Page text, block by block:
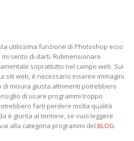
utilissima funzione di Photoshop ecco
sento di darti. Ridimensionare
soprattutto nel campo web. Sui
siti web, è necessario inserire immagini
misura giusta altrimenti potrebbero
di usare programmi troppo
farti perdere molta qualità
è giunta al termine, se vuoi leggere
alla categoria programmi del BLOG.